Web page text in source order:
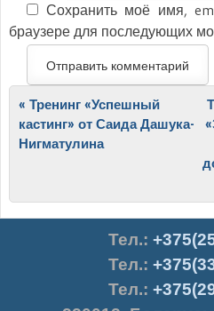
Сохранить моё имя,
браузере для последующих
Post
« Тренинг «Успешный
кастинг» от Саида Дашука-
Нигматулина
Тел.:
Тел.:
Тел.: